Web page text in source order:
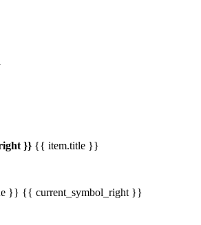
}} {{ item.title }}
}} {{ current_symbol_right }}